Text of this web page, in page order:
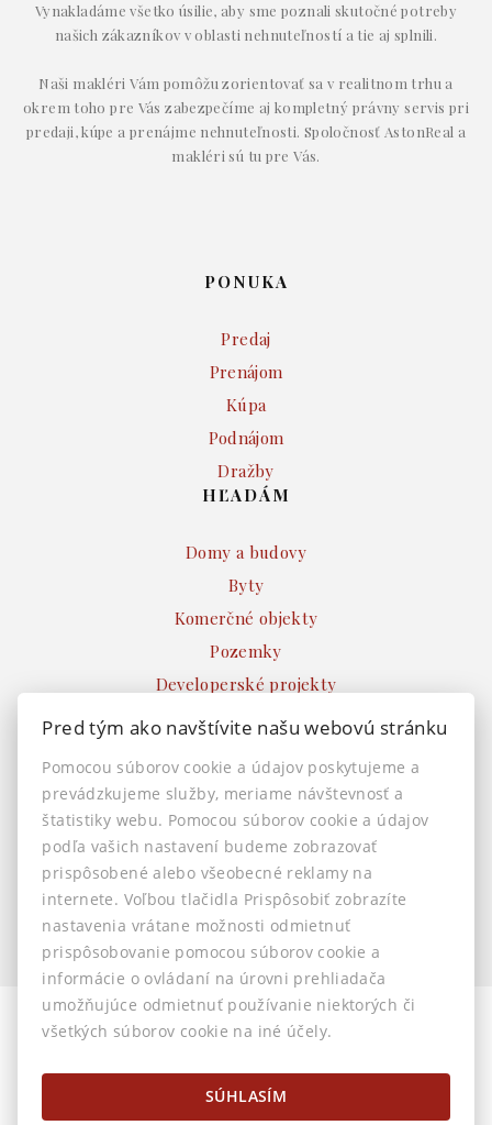
Vynakladáme všetko úsilie, aby sme poznali skutočné potreby
našich zákazníkov v oblasti nehnuteľností a tie aj splnili.
Naši makléri Vám pomôžu zorientovať sa v realitnom trhu a
okrem toho pre Vás zabezpečíme aj kompletný právny servis pri
predaji, kúpe a prenájme nehnuteľnosti. Spoločnosť AstonReal a
makléri sú tu pre Vás.
PONUKA
Predaj
Prenájom
Kúpa
Podnájom
Dražby
HĽADÁM
Domy a budovy
Byty
Komerčné objekty
Pozemky
Developerské projekty
Ostatné
INFO
Makléri
Napíšte nám
Kontakt
Nastavenie cookies
© 2026 -AstonReal s.r.o.
Horná 32, Banská Bystrica 974 01, Tel.: 0905 222 055, E-mail:
info@astonreal.sk
Pred tým ako navštívite našu webovú stránku
Pomocou súborov cookie a údajov poskytujeme a
prevádzkujeme služby, meriame návštevnosť a
štatistiky webu. Pomocou súborov cookie a údajov
podľa vašich nastavení budeme zobrazovať
prispôsobené alebo všeobecné reklamy na
internete. Voľbou tlačidla Prispôsobiť zobrazíte
nastavenia vrátane možnosti odmietnuť
prispôsobovanie pomocou súborov cookie a
informácie o ovládaní na úrovni prehliadača
umožňujúce odmietnuť používanie niektorých či
všetkých súborov cookie na iné účely.
SÚHLASÍM